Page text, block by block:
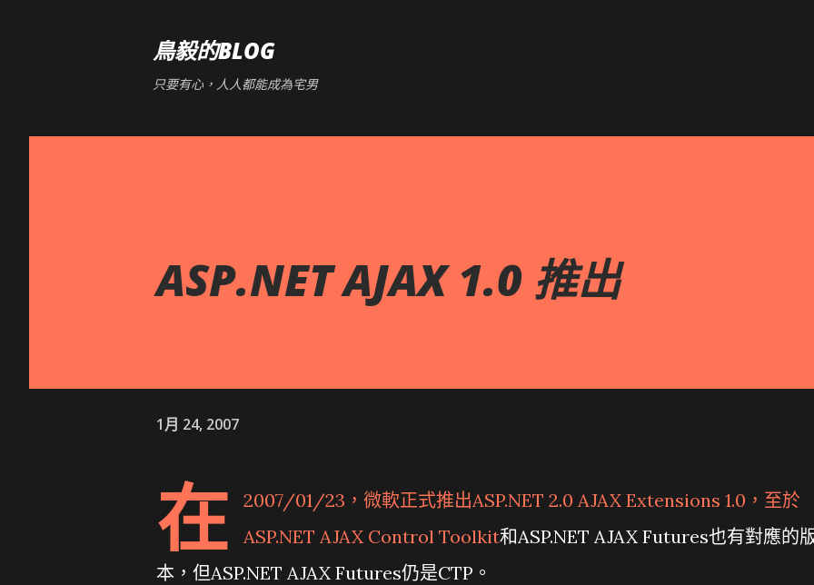
鳥毅的BLOG
只要有心，人人都能成為宅男
ASP.NET AJAX 1.0 推出
1月 24, 2007
在 2007/01/23，微軟正式推出ASP.NET 2.0 AJAX Extensions 1.0 ，至於
ASP.NET AJAX Control Toolkit和ASP.NET AJAX Futures也有對應的
本，但ASP.NET AJAX Futures仍是CTP。